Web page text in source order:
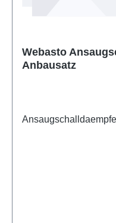
Webasto
Anbausatz